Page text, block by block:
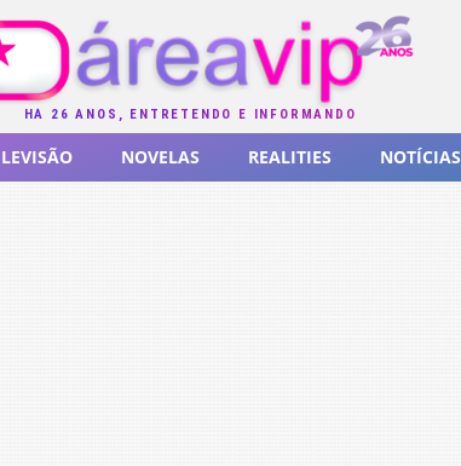
HÁ 26 ANOS, ENTRETENDO E INFORMANDO
NOVELAS REALITIES NOTÍCIAS